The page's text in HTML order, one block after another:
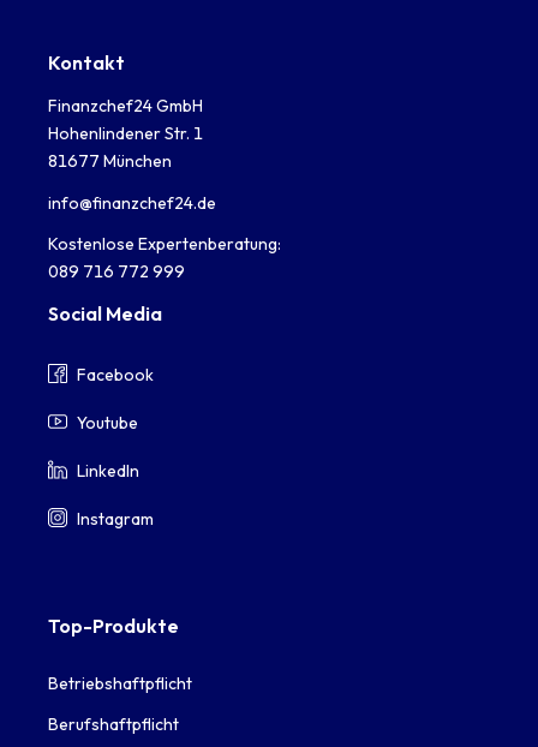
Kontakt
Finanzchef24 GmbH
Hohenlindener Str. 1
81677 München
info@finanzchef24.de
Kostenlose Expertenberatung:
089 716 772 999
Social Media
Facebook
Youtube
LinkedIn
Instagram
Top-Produkte
Betriebshaftpflicht
Berufshaftpflicht